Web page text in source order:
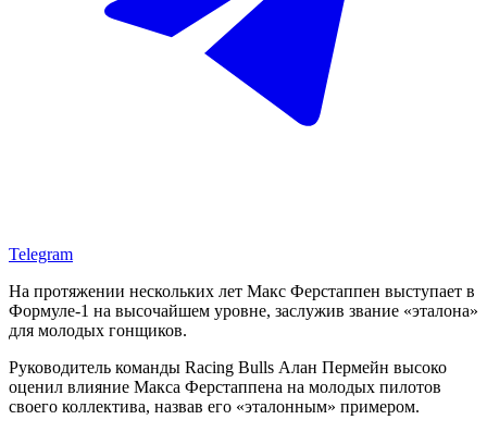
Telegram
На протяжении нескольких лет Макс Ферстаппен выступает в
Формуле-1 на высочайшем уровне, заслужив звание «эталона»
для молодых гонщиков.
Руководитель команды Racing Bulls Алан Пермейн высоко
оценил влияние Макса Ферстаппена на молодых пилотов
своего коллектива, назвав его «эталонным» примером.